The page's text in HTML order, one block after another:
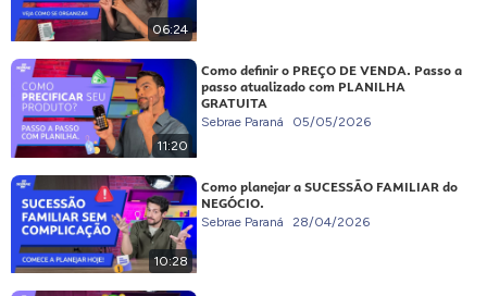
06:24
11:20
Como definir o PREÇO DE VENDA. Passo a
passo atualizado com PLANILHA
GRATUITA
Sebrae Paraná 05/05/2026
10:28
Como planejar a SUCESSÃO FAMILIAR do
NEGÓCIO.
Sebrae Paraná 28/04/2026